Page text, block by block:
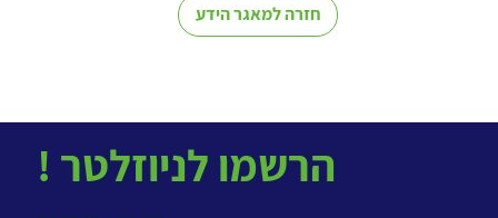
חזרה למאגר הידע
! הרשמו לניוזלטר